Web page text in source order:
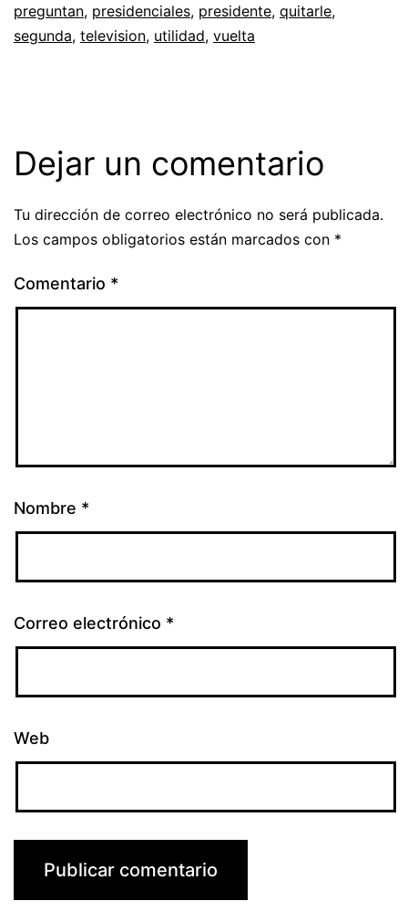
preguntan, presidenciales, presidente, quitarle,
segunda, television, utilidad, vuelta
Dejar un comentario
Tu dirección de correo electrónico no será publicada.
Los campos obligatorios están marcados con *
Comentario *
Nombre *
Correo electrónico *
Web